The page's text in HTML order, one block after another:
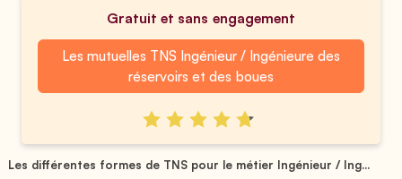
Gratuit et sans engagement
Les mutuelles TNS Ingénieur / Ingénieure des
réservoirs et des boues
Les différentes formes de TNS pour le métier Ingénieur / Ing...